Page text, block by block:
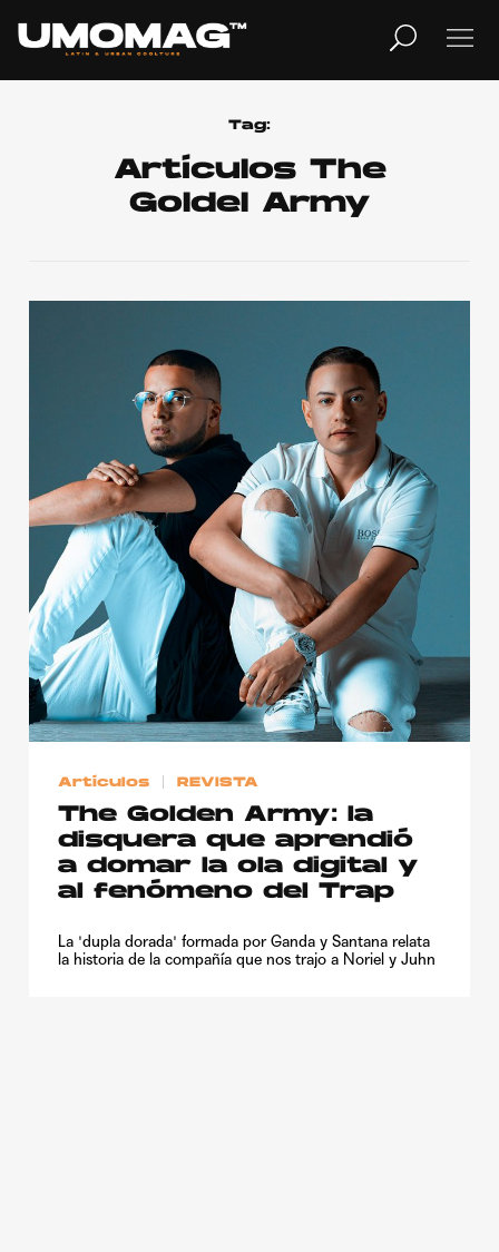
TV
Home
Cover Story
Publicidad
Contacto
Aviso Legal
© 2015-2022 UMOMAG. PROPIEDAD DE UMO agency. TODOS LOS
DERECHOS RESERVADOS.
Tag:
Artículos The
Goldel Army
Artículos REVISTA
The Golden Army: la
disquera que aprendió
a domar la ola digital y
al fenómeno del Trap
La 'dupla dorada' formada por Ganda y Santana relata
la historia de la compañía que nos trajo a Noriel y Juhn